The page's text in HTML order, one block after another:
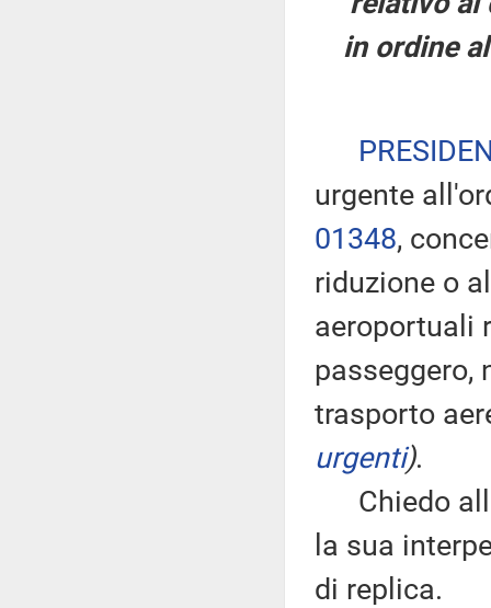
in ordine
urgente
01348,
riduzione o
aeroportuali
passeggero,
trasporto
urgenti).
Chiedo
la sua
di replica.